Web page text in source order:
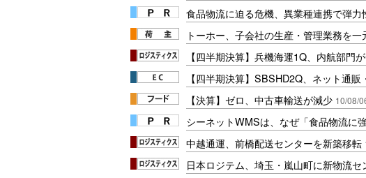
食品物流に迫る危機、異業種連携で弾力
トーホー、子会社の生産・管理業務を一
【四半期決算】兵機海運1Q、内航部門
【四半期決算】SBSHD2Q、ネット通
【決算】ゼロ、中古車輸送が減少 10/08/
シーネットWMSは、なぜ「食品物流に
中越通運、前橋配送センターを新築移転
日本ロジテム、埼玉・嵐山町に新物流